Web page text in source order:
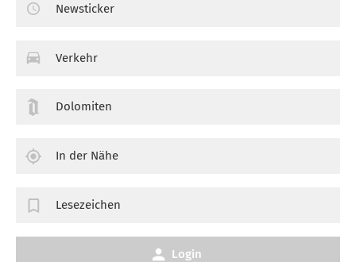
Newsticker
Verkehr
Dolomiten
In der Nähe
Lesezeichen
Login